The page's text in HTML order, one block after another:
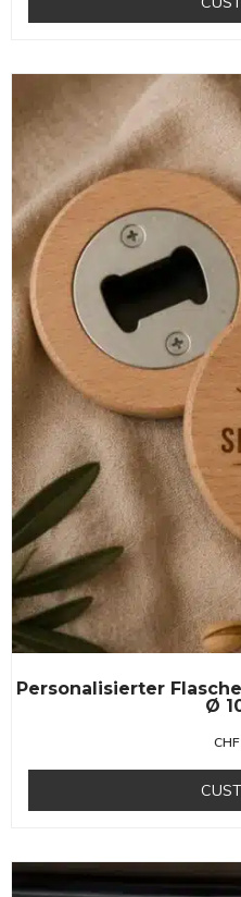
Personalisierter
Ø
CHF